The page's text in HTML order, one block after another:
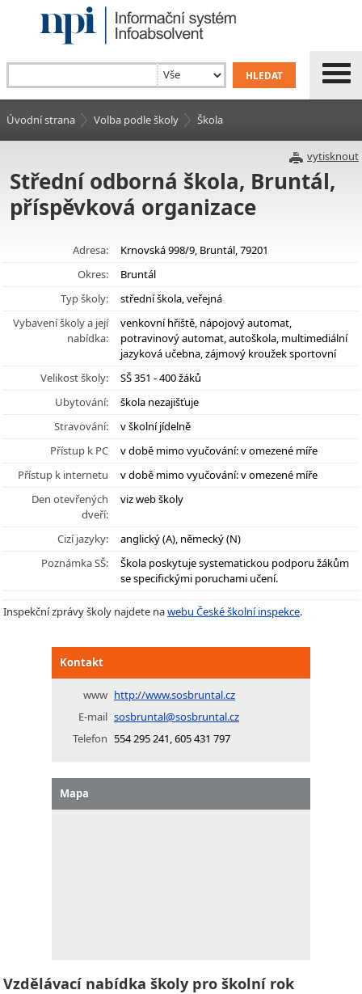
Úvodní strana Volba podle školy Škola
vytisknout
Střední odborná škola, Bruntál,
příspěvková organizace
Adresa:
Krnovská 998/9, Bruntál, 79201
Okres:
Bruntál
Typ školy:
střední škola, veřejná
Vybavení školy a její
nabídka:
venkovní hřiště, nápojový automat,
potravinový automat, autoškola, multimediální
jazyková učebna, zájmový kroužek sportovní
Velikost školy:
SŠ 351 - 400 žáků
Ubytování:
škola nezajišťuje
Stravování:
v školní jídelně
Přístup k PC
v době mimo vyučování: v omezené míře
Přístup k internetu
v době mimo vyučování: v omezené míře
Den otevřených
dveří:
viz web školy
Cizí jazyky:
anglický (A), německý (N)
Poznámka SŠ:
Škola poskytuje systematickou podporu žákům
se specifickými poruchami učení.
Inspekční zprávy školy najdete nawebu České školní inspekce.
Kontakt
www http://www.sosbruntal.cz
E-mail sosbruntal@sosbruntal.cz
Telefon 554 295 241, 605 431 797
Mapa
Vzdělávací nabídka školy pro školní rok